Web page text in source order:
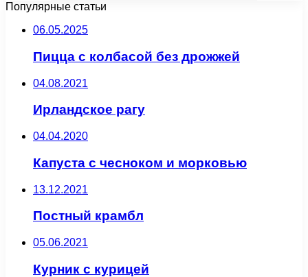
Популярные статьи
06.05.2025
Пицца с колбасой без дрожжей
04.08.2021
Ирландское рагу
04.04.2020
Капуста с чесноком и морковью
13.12.2021
Постный крамбл
05.06.2021
Курник с курицей